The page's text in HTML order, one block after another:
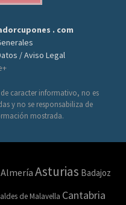
. com
/ Aviso Legal
caracter informativo, no es
y no se responsabiliza de
mostrada.
Almería Asturias Badajoz
de Malavella Cantabria